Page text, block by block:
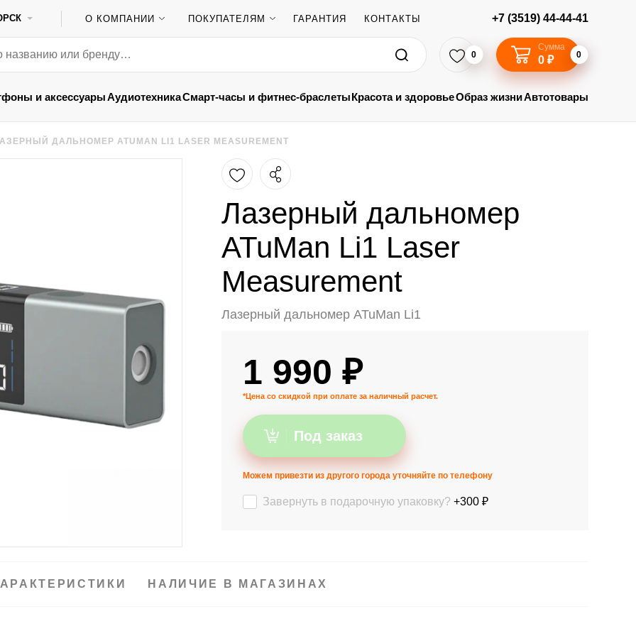
О КОМПАНИИ ПОКУПАТЕЛЯМ ГАРАНТИЯ КОНТАКТЫ +7 (3519) 44-44-41
0
Сумма
0 ₽ 0
и аксессуарыАудиотехникаСмарт-часы и фитнес-браслетыКрасота и здоровьеОбраз жизниАвтотовары
ДАЛЬНОМЕР ATUMAN LI1 LASER MEASUREMENT
Лазерный дальномер
ATuMan Li1 Laser
Measurement
Лазерный дальномер ATuMan Li1
1 990 ₽
*Цена со скидкой при оплате за наличный расчет.
Под заказ
Можем привезти из другого города уточняйте по телефону
Завернуть в подарочную упаковку? +300 ₽
НАЛИЧИЕ В МАГАЗИНАХ